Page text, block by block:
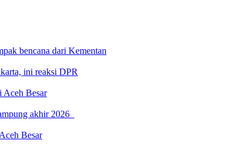
bencana dari Kementan
ini reaksi DPR
Aceh Besar
akhir 2026
Besar